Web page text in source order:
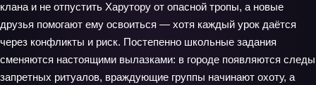
клана и не отпустить Харутору от опасной тропы, а новые
друзья помогают ему освоиться — хотя каждый урок даётся
через конфликты и риск. Постепенно школьные задания
сменяются настоящими вылазками: в городе появляются следы
запретных ритуалов, враждующие группы начинают охоту, а